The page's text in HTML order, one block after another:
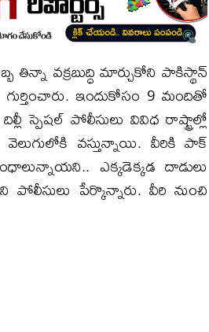
తిన్నా వక్రబుద్ధి మార్చుకోని పాకిస్థాన్
ఇందుకోసం 9 మందితో
స్పెషల్ పోలీసులు వివిధ రాష్ట్రాల్లో
వస్తున్నాయి. వీరికి పాక్
ఎక్కడెక్కడ దాడులు
పేర్కొన్నారు. వీరి నుంచి